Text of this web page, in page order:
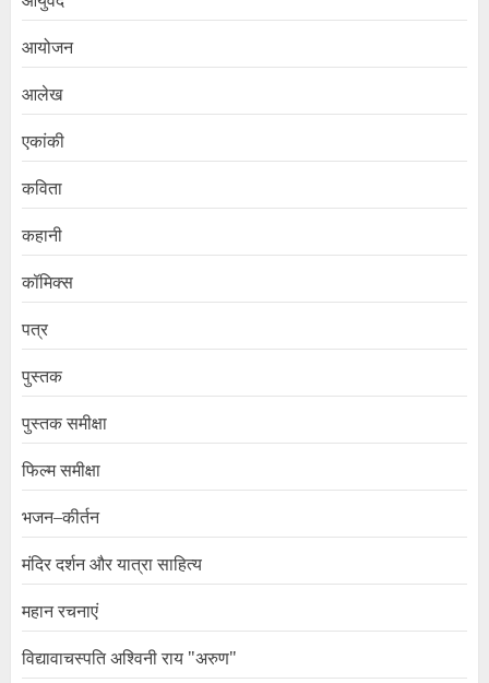
आयोजन
आलेख
एकांकी
कविता
कहानी
कॉमिक्स
पत्र
पुस्तक
पुस्तक समीक्षा
फिल्म समीक्षा
भजन–कीर्तन
मंदिर दर्शन और यात्रा साहित्य
महान रचनाएं
विद्यावाचस्पति अश्विनी राय "अरुण"